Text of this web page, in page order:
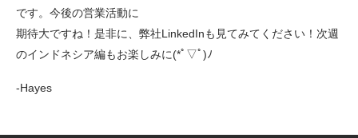
です。今後の営業活動に
期待大ですね！是非に、弊社LinkedInも見てみてください！次週
のインドネシア編もお楽しみに(*ﾟ▽ﾟ)ﾉ
-Hayes